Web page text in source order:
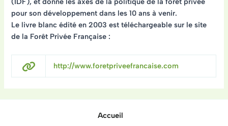
pour son développement dans les 10 ans à venir.
Le livre blanc édité en 2003 est téléchargeable sur le site
de la Forêt Privée Française :
http://www.foretpriveefrancaise.com
Accueil